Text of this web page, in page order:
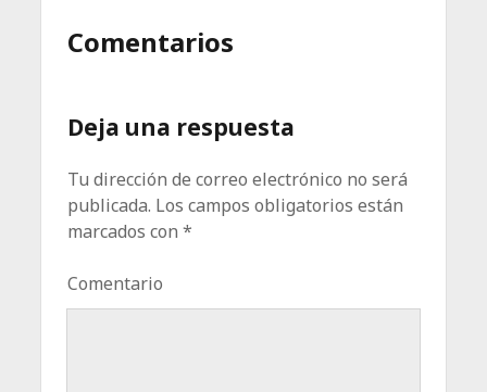
Comentarios
Deja una respuesta
Tu dirección de correo electrónico no será
publicada. Los campos obligatorios están
marcados con*
Comentario